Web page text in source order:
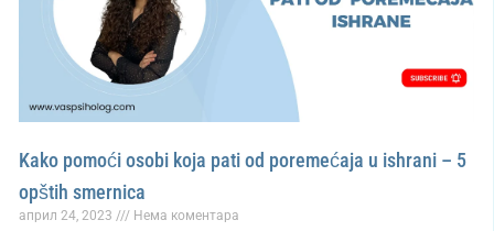
Kako pomoći osobi koja pati od poremećaja u ishrani – 5
opštih smernica
април 24, 2023 Нема коментара